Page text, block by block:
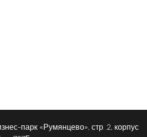
парк «Румянцево», стр. 2, корпус